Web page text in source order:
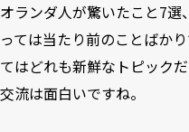
オランダ人が驚いたこと7選
っては当たり前のことばか
てはどれも新鮮なトピック
交流は面白いですね。